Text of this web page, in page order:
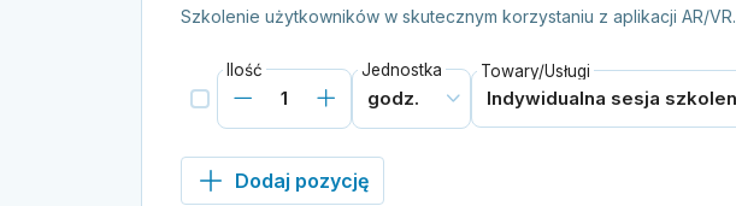
Szkolenie użytkowników w skutecznym korzystaniu z aplikacji AR/VR.
Ilość Jednostka Towary/Usługi
Dodaj pozycję